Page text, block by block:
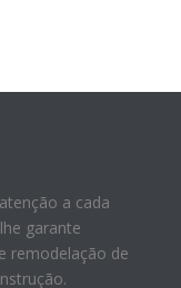
a cada
garante
remodelação de